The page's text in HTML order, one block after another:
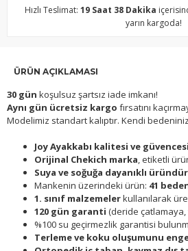
Hızlı Teslimat: 19 Saat 38 Dakika
yarın kargoda!
ÜRÜN AÇIKLAMASI
30 gün koşulsuz şartsız iade imkanı!
Aynı gün ücretsiz kargo fırsatını
Modelimiz standart kalıptır. Kendi
Joy Ayakkabı kalitesi ve
Orijinal Chekich marka, etiketli
Suya ve soğuğa dayanıklı
Mankenin üzerindeki ürün: 41
1. sınıf malzemelerkullanılarak
120 gün garanti (deride çatlamaya,
%100 su geçirmezlik garantisi
Terleme ve koku oluşumunu